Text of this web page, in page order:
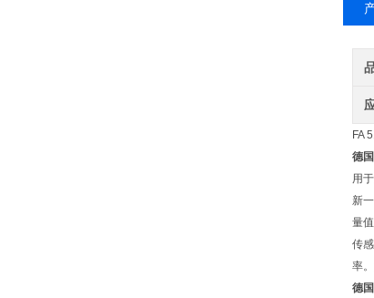
FA
德
用
新
量
传
率
德